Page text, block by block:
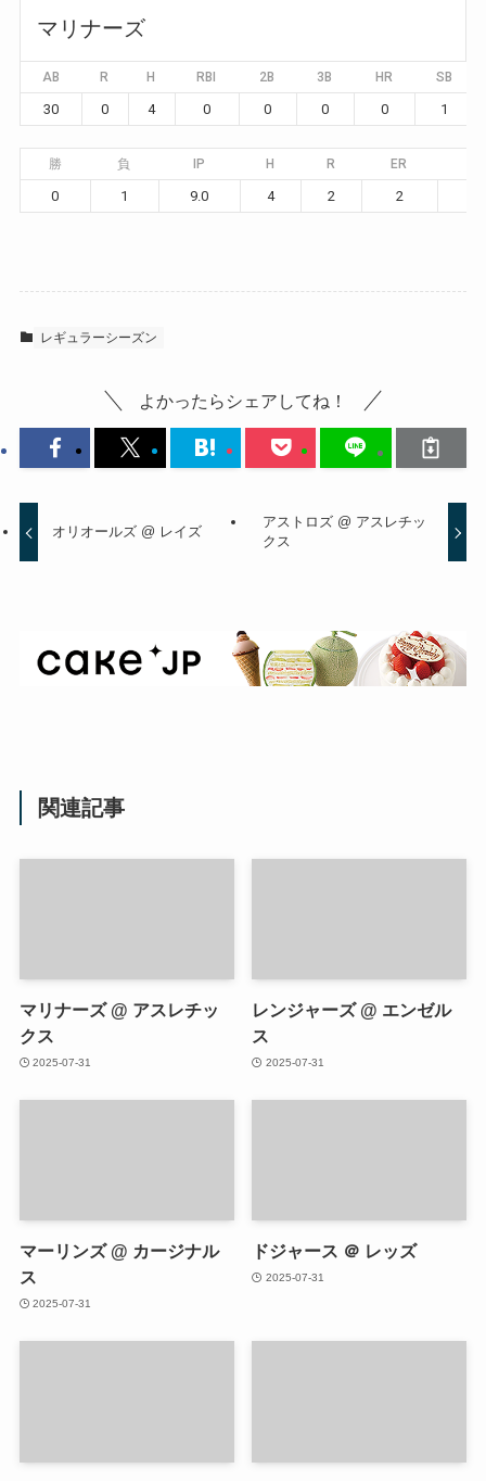
マリナーズ
AB R H RBI 2B 3B HR SB
30 0 4 0 0 0 0 1
勝 負 IP H R ER
0 1 9.0 4 2 2
レギュラーシーズン
よかったらシェアしてね！
オリオールズ @ レイズ
アストロズ @ アスレチッ
クス
関連記事
マリナーズ @ アスレチッ
クス
2025-07-31
レンジャーズ @ エンゼル
ス
2025-07-31
マーリンズ @ カージナル
ス
2025-07-31
ドジャース ＠ レッズ
2025-07-31